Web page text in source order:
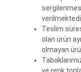
Ofis, işyeri
dekoratif
süsü olarak
Geleneksel
hatai
olarak